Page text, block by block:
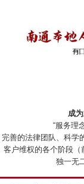
成
“服务理
完善的法律团队、科学
客户维权的各个阶段（
独一无